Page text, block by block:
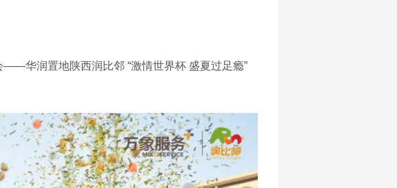
华润置地陕西润比邻 “激情世界杯 盛夏过足瘾”